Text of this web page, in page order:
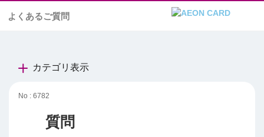
よくあるご質問
カテゴリ表示
No : 6782